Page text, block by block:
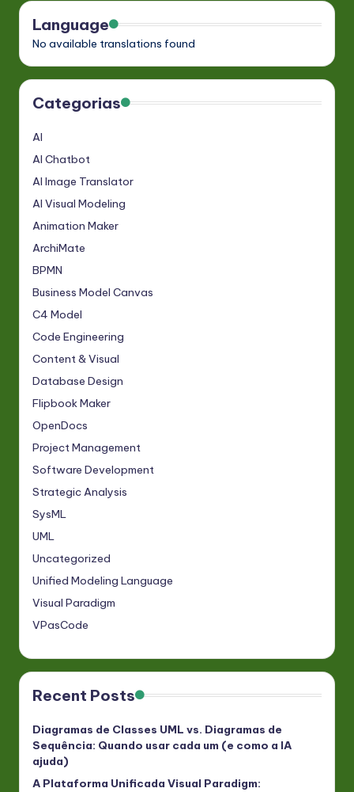
Language
No available translations found
Categorias
AI
AI Chatbot
AI Image Translator
AI Visual Modeling
Animation Maker
ArchiMate
BPMN
Business Model Canvas
C4 Model
Code Engineering
Content & Visual
Database Design
Flipbook Maker
OpenDocs
Project Management
Software Development
Strategic Analysis
SysML
UML
Uncategorized
Unified Modeling Language
Visual Paradigm
VPasCode
Recent Posts
Diagramas de Classes UML vs. Diagramas de
Sequência: Quando usar cada um (e como a IA
ajuda)
A Plataforma Unificada Visual Paradigm: